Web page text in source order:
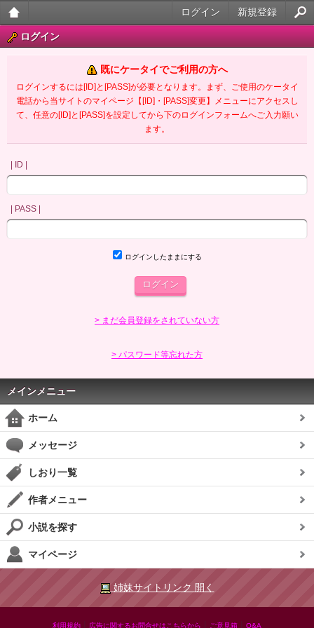
大人
ータ
イ官
新規登録
ログイン
ログイン
既にケータイでご利用の方へ
ログインするには[ID]と[PASS]が必要となります。まず、ご使用のケータイ
電話から当サイトのマイページ【[ID]・[PASS]変更】メニューにアクセスし
て、任意の[ID]と[PASS]を設定してから下のログインフォームへご入力願い
ます。
| ID |
| PASS |
ログインしたままにする
> まだ会員登録をされていない方
> パスワード等忘れた方
メインメニュー
ホーム
メッセージ
しおり一覧
作者メニュー
小説を探す
マイページ
姉妹サイトリンク 開く
利用規約 広告に関するお問合せはこちらから ご意見箱 Q&A